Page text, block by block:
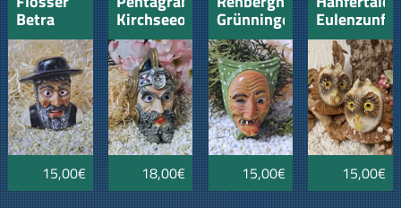
Betra
15,00€
Kirchseeon
18,00€
Grünningen
15,00€
Eulenzunft
15,00€